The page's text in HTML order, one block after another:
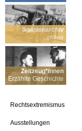
Spanienarchiv
online
Zeitzeug*innen
Erzählte Geschichte
Rechtsextremismus
Ausstellungen